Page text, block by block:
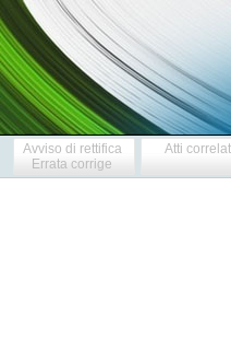
Avviso di rettifica
Errata corrige
Atti